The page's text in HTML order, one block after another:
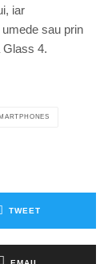
iar
sau prin
Glass 4.
TWEET